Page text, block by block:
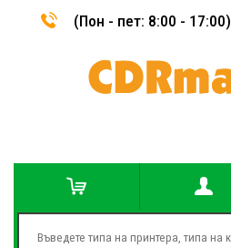
(Пон - пет: 8:00 - 17:00)